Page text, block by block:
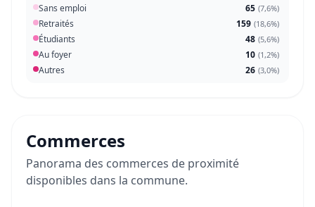
Sans emploi 65 (7,6%)
Retraités 159 (18,6%)
Étudiants 48 (5,6%)
Au foyer 10 (1,2%)
Autres 26 (3,0%)
Commerces
Panorama des commerces de proximité
disponibles dans la commune.